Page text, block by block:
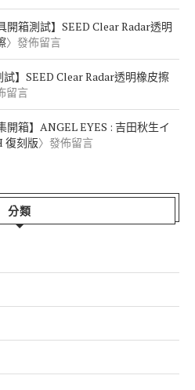
開箱測試】SEED Clear Radar透明
〉發佈留言
試】SEED Clear Radar透明橡皮擦
留言
開箱】ANGEL EYES : 吉田秋生イ
復刻版〉發佈留言
分類